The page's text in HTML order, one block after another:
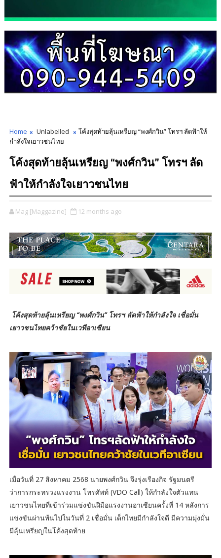
Home Unlabelled
โค้งสุดท้ายลุ้นเหรียญ “พงศ์กวิน” โทรฯ ลัดฟ้าให้
กำลังใจเยาวชนไทย
โค้งสุดท้ายลุ้นเหรียญ “พงศ์กวิน” โทรฯ ลัด
ฟ้าให้กำลังใจเยาวชนไทย
Mag [Maggazine] 12 months ago
โค้งสุดท้ายลุ้นเหรียญ “พงศ์กวิน” โทรฯ ลัดฟ้าให้กำลังใจ เชื่อมั่น
เยาวชนไทยคว้าชัยในเวทีอาเซียน
เมื่อวันที่ 27 สิงหาคม 2568 นายพงศ์กวิน จึงรุ่งเรืองกิจ รัฐมนตรี
ว่าการกระทรวงแรงงาน โทรศัพท์ (VDO Call) ให้กำลังใจตัวแทน
เยาวชนไทยที่เข้าร่วมแข่งขันฝีมือแรงงานอาเซียนครั้งที่ 14 หลังการ
แข่งขันผ่านพ้นไปในวันที่ 2 เชื่อมั่น เด็กไทยมีกำลังใจดี มีความมุ่งมั่น
มีลุ้นเหรียญในโค้งสุดท้าย